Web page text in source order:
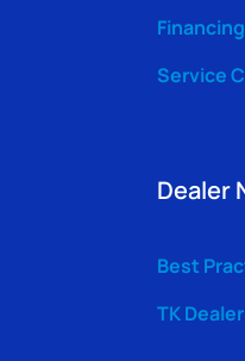
Financing
Service
Dealer
Best
TK